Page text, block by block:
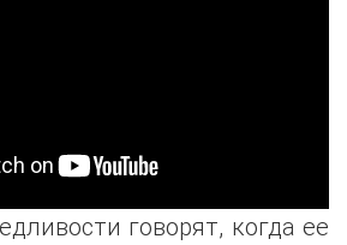
говорят, когда ее